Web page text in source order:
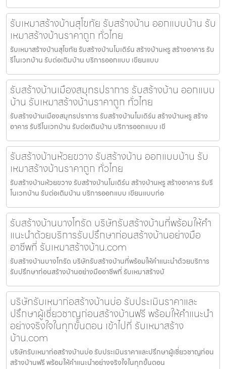
รับเหมาสร้างบ้านสุโขทัย รับสร้างบ้าน ออกแบบบ้าน รับ
เหมาสร้างบ้านราคาถูก ทั่วไทย
รับเหมาสร้างบ้านสุโขทัย รับสร้างบ้านโมเดิร์น สร้างบ้านหรู สร้างอาคาร รับ
รีโนเวทบ้าน รับต่อเติมบ้าน บริการออกแบบ เขียนแบบ
รับสร้างบ้านเมืองสมุทรปราการ รับสร้างบ้าน ออกแบบ
บ้าน รับเหมาสร้างบ้านราคาถูก ทั่วไทย
รับสร้างบ้านเมืองสมุทรปราการ รับสร้างบ้านโมเดิร์น สร้างบ้านหรู สร้าง
อาคาร รับรีโนเวทบ้าน รับต่อเติมบ้าน บริการออกแบบ เขี
รับสร้างบ้านห้วยขวาง รับสร้างบ้าน ออกแบบบ้าน รับ
เหมาสร้างบ้านราคาถูก ทั่วไทย
รับสร้างบ้านห้วยขวาง รับสร้างบ้านโมเดิร์น สร้างบ้านหรู สร้างอาคาร รับรี
โนเวทบ้าน รับต่อเติมบ้าน บริการออกแบบ เขียนแบบก่อ
รับสร้างบ้านบางโทรัด บริษัทรับสร้างบ้านที่พร้อมให้คำ
แนะนำด้วยบริการรับปรึกษาก่อนสร้างบ้านอย่างมือ
อาชีพที่ รับเหมาสร้างบ้าน.com
รับสร้างบ้านบางโทรัด บริษัทรับสร้างบ้านที่พร้อมให้คำแนะนำด้วยบริการ
รับปรึกษาก่อนสร้างบ้านอย่างมืออาชีพที่ รับเหมาสร้างบ้
บริษัทรับเหมาก่อสร้างบ้านบ่อ รับประเมินราคาและ
ปรึกษาผู้เชี่ยวชาญก่อนสร้างบ้านฟรี พร้อมให้คำแนะนำ
อย่างจริงใจในทุกขั้นตอน เข้าไปที่ รับเหมาสร้าง
บ้าน.com
บริษัทรับเหมาก่อสร้างบ้านบ่อ รับประเมินราคาและปรึกษาผู้เชี่ยวชาญก่อน
สร้างบ้านฟรี พร้อมให้คำแนะนำอย่างจริงใจในทุกขั้นตอน